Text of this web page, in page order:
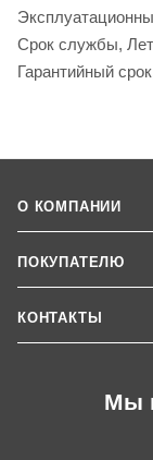
Срок службы,
Гарантийный
О КОМПАНИИ
ПОКУПАТЕЛЮ
КОНТАКТЫ
Мы